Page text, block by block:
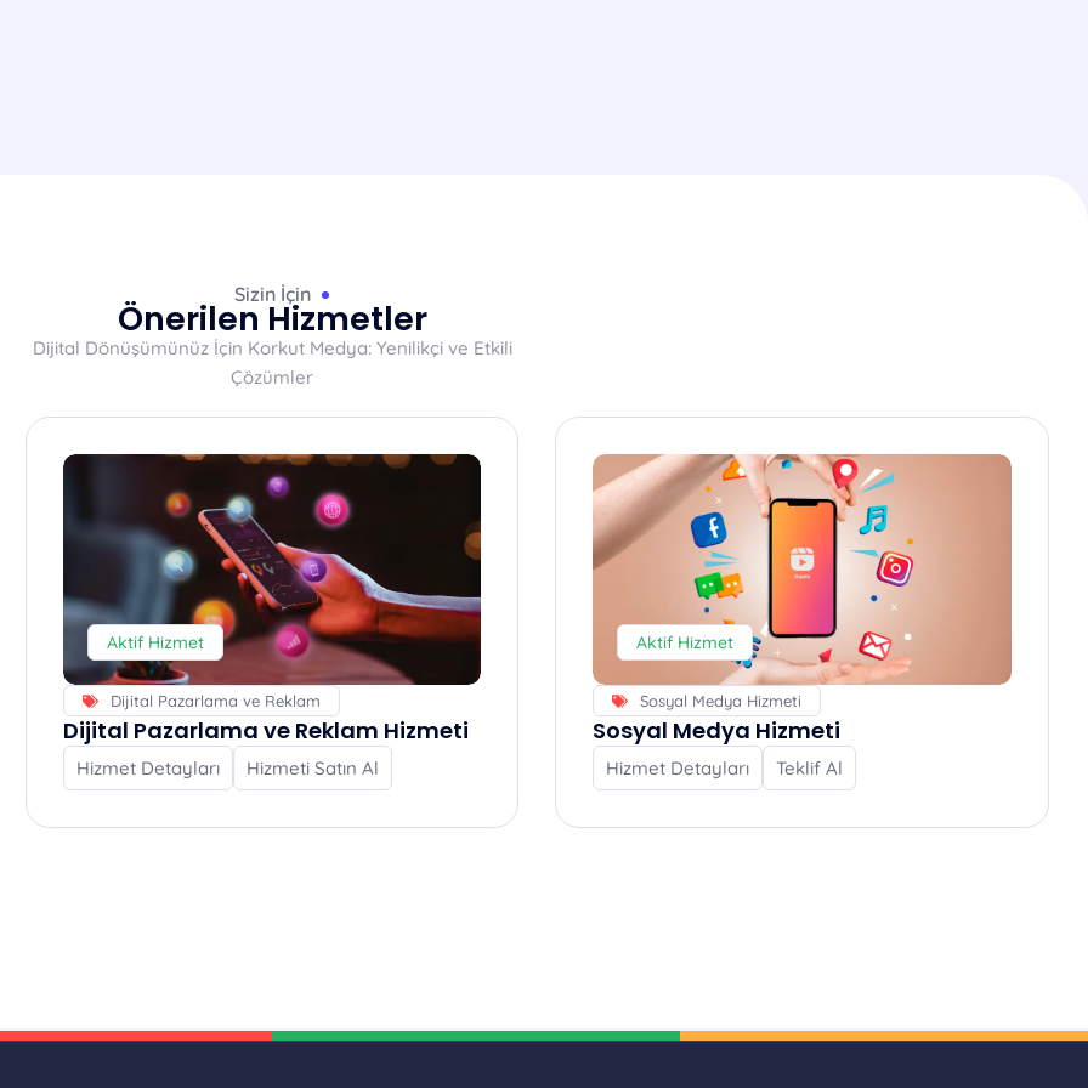
Sizin İçin
Önerilen Hizmetler
Dijital Dönüşümünüz İçin Korkut Medya: Yenilikçi ve Etkili
Çözümler
Aktif Hizmet
Dijital Pazarlama ve Reklam
Dijital Pazarlama ve Reklam Hizmeti
Hizmet Detayları Hizmeti Satın Al
Aktif Hizmet
Sosyal Medya Hizmeti
Sosyal Medya Hizmeti
Hizmet Detayları Teklif Al